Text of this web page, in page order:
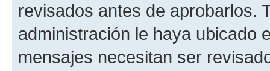
revisados antes de aprobarlos.
administración le haya ubicado
mensajes necesitan ser